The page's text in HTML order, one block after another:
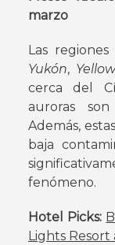
marzo
Las
Yukón,
cerca del
auroras
Además,
baja
fenómeno.
Hotel Picks:
Lights Resort